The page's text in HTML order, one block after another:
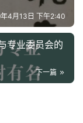
4月13日 下午2:40
专业委员会的
下一篇